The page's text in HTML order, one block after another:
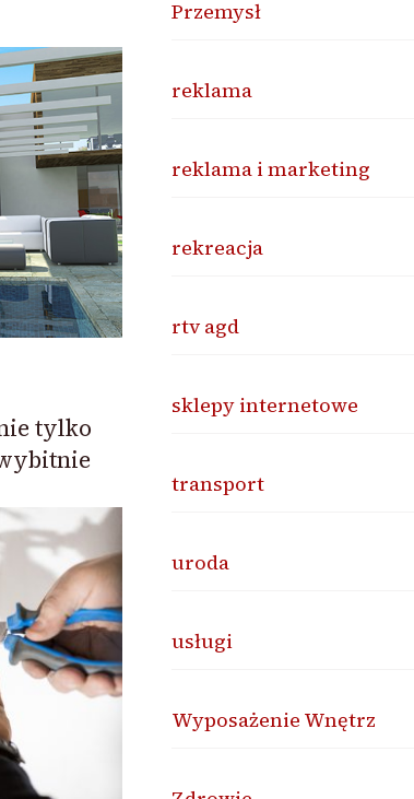
tylko
Przemysł
reklama
reklama i marketing
rekreacja
rtv agd
sklepy internetowe
transport
uroda
usługi
Wyposażenie Wnętrz